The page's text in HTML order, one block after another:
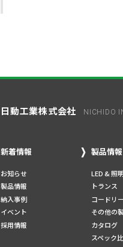
日動工業株式会社 NICHIDO
新着情報
お知らせ
製品情報
納入事例
イベント
採用情報
製品情報
LED & 照
トランス
コードリ
その他の
カタログ
スペック